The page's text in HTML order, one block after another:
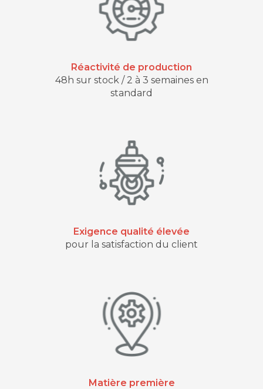
Réactivité de production
48h sur stock / 2 à 3 semaines en
standard
Exigence qualité élevée
pour la satisfaction du client
Matière première